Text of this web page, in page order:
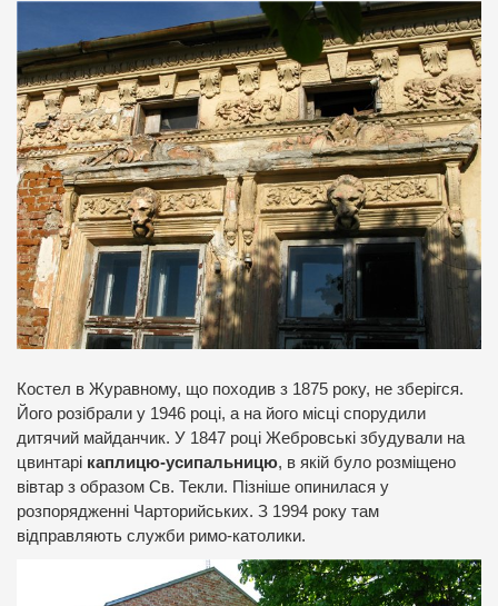
Костел в Журавному, що походив з 1875 року, не зберігся.
Його розібрали у 1946 році, а на його місці спорудили
дитячий майданчик. У 1847 році Жебровські збудували на
цвинтарі каплицю-усипальницю, в якій було розміщено
вівтар з образом Св. Текли. Пізніше опинилася у
розпорядженні Чарторийських. З 1994 року там
відправляють служби римо-католики.